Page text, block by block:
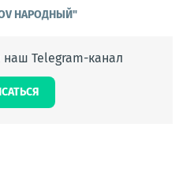
НАРОДНЫЙ"
Telegram-канал